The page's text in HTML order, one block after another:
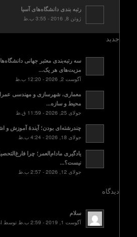
رتبه بندی دانشگاه‌های آسیا
ژوئن 8, 2016 - 3:55 ب.ظ
جدید
سه رتبه‌بندی معتبر جهانی
مزیت‌های هر یک...
آگوست 2, 2026 - 12:20 ب.ظ
معماری، شهرسازی و مهندسی
محیط و سازه...
جولای 25, 2026 - 11:59 ق.ظ
چندرشته‌ای بودن؛ آیندهٔ آموزش و
جولای 18, 2026 - 4:24 ب.ظ
یادگیری مادام‌العمر؛ چرا
نیست؟...
جولای 12, 2026 - 2:57 ب.ظ
دیدگاه
سلام
آگوست 1, 2019 - 2:59 ب.ظ توسط امین پیلبان